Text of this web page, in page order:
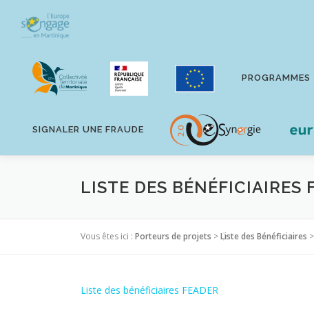
contenu
PROGRAMMES
SIGNALER UNE FRAUDE
LISTE DES BÉNÉFICIAIRES
Vous êtes ici : Porteurs de projets >Liste des Bénéficiaires >
Liste des bénéficiaires FEADER